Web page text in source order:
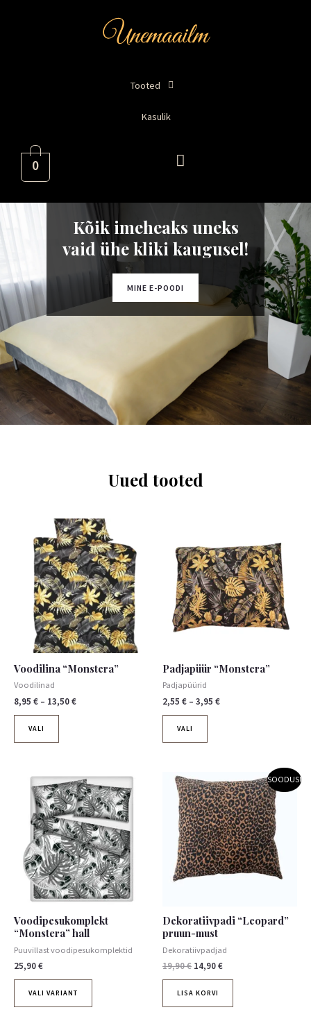
Tooted
Kasulik
0
Kõik imeheaks uneks
vaid ühe kliki kaugusel!
MINE E-POODI
Uued tooted
Voodilina “Monstera”
Voodilinad
8,95 € – 13,50€
Hinnavahemik:
8,95 €
kuni
13,50 €
VALI
Sellel
tootel
on
mitu
varianti.
Valikuid
saab
teha
Padjapüür “Monstera”
Padjapüürid
2,55 € – 3,95 €
kuni
3,95 €
VALI
on
mitu
varianti.
Valikuid
saab
Voodipesukomplekt
“Monstera” hall
Puuvillast voodipesukomplektid
25,90€
VALI VARIANT
SOODUS!
Dekoratiivpadi “Leopard”
pruun-must
Dekoratiivpadjad
19,90€
Algne
hind
oli:
19,90 €.
14,90€
Praegune
hind
on:
14,90 €.
LISA KORVI